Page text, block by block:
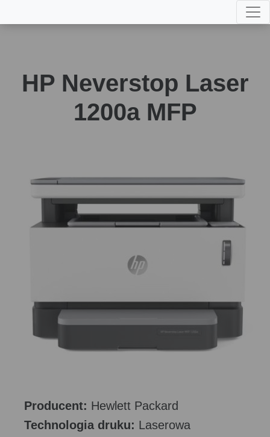
HP Neverstop Laser
1200a MFP
Producent: Hewlett Packard
Technologia druku: Laserowa